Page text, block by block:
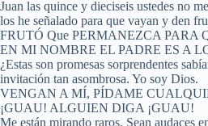
Juan las quince y dieciseis ustedes no
los he señalado para que vayan y den
FRUTÓ Que PERMANEZCA PARA
EN MI NOMBRE EL PADRE ES A
¿Estas son promesas sorprendentes
invitación tan asombrosa. Yo soy Dios.
VENGAN A MÍ, PÍDAME
¡GUAU! ALGUIEN DIGA ¡GUAU!
Me están mirando raros. Sean audaces